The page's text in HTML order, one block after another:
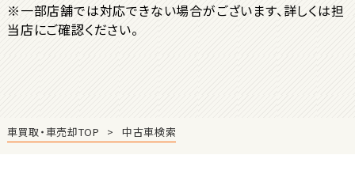
※一部店舗では対応できない場合がございます、詳しくは担
当店にご確認ください。
車買取・車売却TOP 中古車検索